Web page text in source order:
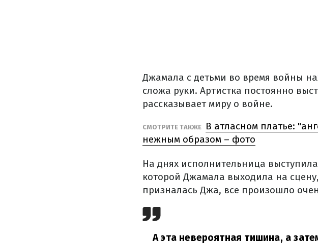
Джамала с детьми во время войны
сложа руки. Артистка постоянно
рассказывает миру о войне.
СМОТРИТЕ ТАКЖЕ
В атласном платье:
нежным образом – фото
На днях исполнительница
которой Джамала выходила на
призналась Джа, все произошло
А эта невероятная тишина, а